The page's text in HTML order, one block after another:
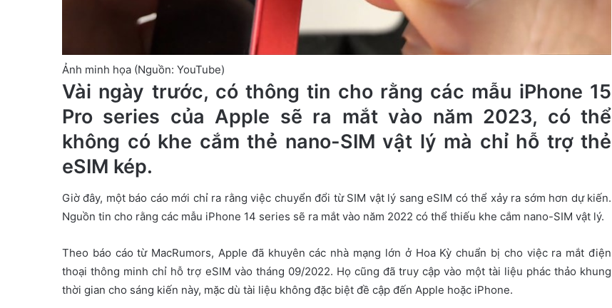
Ảnh minh họa (Nguồn: YouTube)
Vài ngày trước, có thông tin cho rằng các mẫu iPhone 15
Pro series của Apple sẽ ra mắt vào năm 2023, có thể
không có khe cắm thẻ nano-SIM vật lý mà chỉ hỗ trợ thẻ
eSIM kép.
Giờ đây, một báo cáo mới chỉ ra rằng việc chuyển đổi từ SIM vật lý sang eSIM có thể xảy ra sớm hơn dự kiến.
Nguồn tin cho rằng các mẫu iPhone 14 series sẽ ra mắt vào năm 2022 có thể thiếu khe cắm nano-SIM vật lý.
Theo báo cáo từ MacRumors, Apple đã khuyên các nhà mạng lớn ở Hoa Kỳ chuẩn bị cho việc ra mắt điện
thoại thông minh chỉ hỗ trợ eSIM vào tháng 09/2022. Họ cũng đã truy cập vào một tài liệu phác thảo khung
thời gian cho sáng kiến ​​này, mặc dù tài liệu không đặc biệt đề cập đến Apple hoặc iPhone.